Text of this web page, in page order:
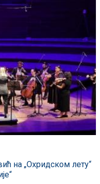
на „Охридском лету“